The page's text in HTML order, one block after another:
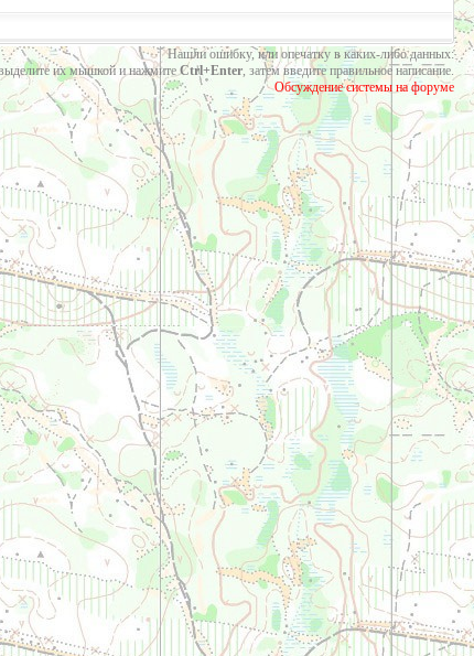
Нашли ошибку, или опечатку в каких-либо данных:
их мышкой и нажмитеCtrl+Enter, затем введите правильное написание.
Обсуждение системы на форуме